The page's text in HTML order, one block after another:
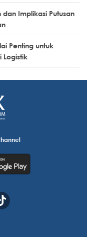
Implikasi Putusan
Penting untuk
Logistik